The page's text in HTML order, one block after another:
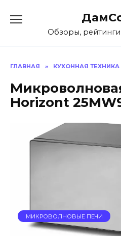
содержаниюОбзоры,
ГЛАВНАЯ » КУХОННАЯ ТЕХНИКА
Horizont
МИКРОВОЛНОВЫЕ ПЕЧИ